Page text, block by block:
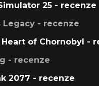
25 - recenze
Legacy - recenze
Heart of Chornobyl -
- recenze
2077 - recenze